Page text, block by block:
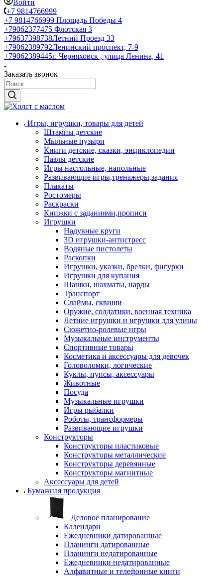
Войти
+7 9814766999
+7 9814766999 Площадь Победы 4
+79062377475 Флотская 3
+79637398738Летний Проезд 33
+79062389792Ленинский проспект, 7-9
+79062389445г. Черняховск , улица Ленина, 41
Заказать звонок
Игры, игрушки, товары для детей
Штампы детские
Мыльные пузыри
Книги детские, сказки, энциклопедии
Пазлы детские
Игры настольные, напольные
Развивающие игры,тренажеры,задания
Плакаты
Ростомеры
Раскраски
Книжки с заданиями,прописи
Игрушки
Надувные круги
3D игрушки-антистресс
Водяные пистолеты
Раскопки
Игрушки, указки, брелки, фигурки
Игрушки для купания
Шашки, шахматы, нарды
Транспорт
Слаймы, сквиши
Оружие, солдатики, военная техника
Летние игрушки и игрушки для улицы
Сюжетно-ролевые игры
Музыкальные инструменты
Спортивные товары
Косметика и аксессуары для девочек
Головоломки, логические
Куклы, пупсы, аксессуары
Животные
Посуда
Музыкальные игрушки
Игры рыбалки
Роботы, трансформеры
Развивающие игрушки
Конструкторы
Конструкторы пластиковые
Конструкторы металлические
Конструкторы деревянные
Конструкторы магнитные
Аксессуары для детей
Бумажная продукция
Деловое планирование
Календари
Ежедневники датированные
Планинги датированные
Планинги недатированные
Ежедневники недатированные
Алфавитные и телефонные книги